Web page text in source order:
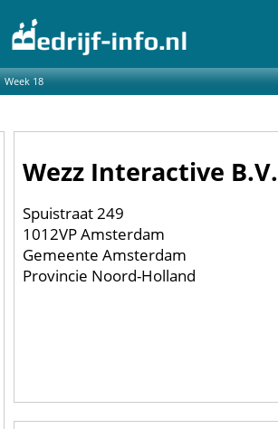
Week 18
Wezz Interactive B.V.
Spuistraat 249
1012VP Amsterdam
Gemeente Amsterdam
Provincie Noord-Holland